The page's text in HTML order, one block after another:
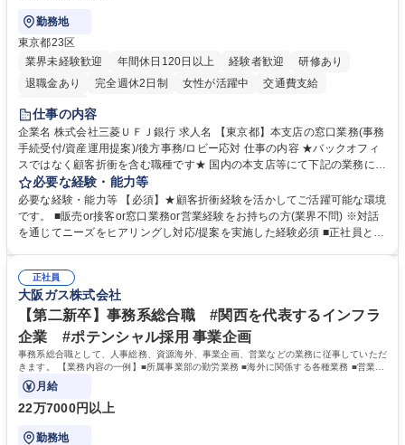
勤務地
東京都23区
業界未経験歓迎
年間休日120日以上 経験者歓迎
研修あり
退職金あり
完全週休2日制 女性が活躍中
交通費支給
土日祝休み
仕事の内容
企業名 株式会社三菱ＵＦＪ銀行 求人名 【東京都】本支店の窓口業務(事務
手続受付/資産運用提案)/後方事務/ロビー応対 仕事の内容 ★バックオフィ
スではなく顧客折衝を含む職種です★ 国内の本支店等にて下記の業務に従
事していただきます。 ■窓口/後方/ロビーにて事務手続等の受付・オペレ
ーション、お客様対応 ■窓口にて、ご来店された個人のお客様に対して金
融商品のご提案 ■効率的な事務運用の検討・構築等 ≪業務紹介：ご応募前
に必ずご覧ください≫ ※記事 https://www.mysite.bk.mufg.jp/career/circle/
必要な経験・能力等
必要な経験・能力等 【必須】★顧客折衝経験を活かしてご活躍可能な環境
です。 ■販売or接客or窓口業務or営業経験をお持ちの方(業界不問) ※対話
を通じてニーズをヒアリングし対応/提案を実施した経験必須 ■正社員とし
るので安心して入行いただけます。 幅広いキャリアの選択肢があり、公募
や社内副業等を活用し、 一人ひとりが挑戦できるカルチャーが浸透してい
ます。 学歴・資格 学歴：大学院 大学 高専 短大 専修学校 高校 語学力：
資格：
正社員
大阪ガス株式会社
【第二新卒】事務系総合職 #関西を代表するインフラ
企業 #ポテンシャル採用 事業企画
事務系総合職として、人事総務、資源海外、事業企画、営業などの業務に従事していただ
きます。 【業務内容の一例】■所属事業部の勤労業務 ■海外に関係する各種業務 ■営業部
門の企画スタッフ、ルート営業
月給
22万7000円以上
勤務地